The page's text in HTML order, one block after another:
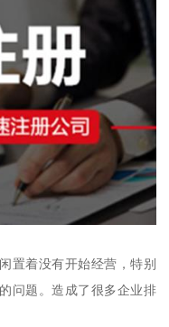
置着没有开始经营，特别
问题。造成了很多企业排